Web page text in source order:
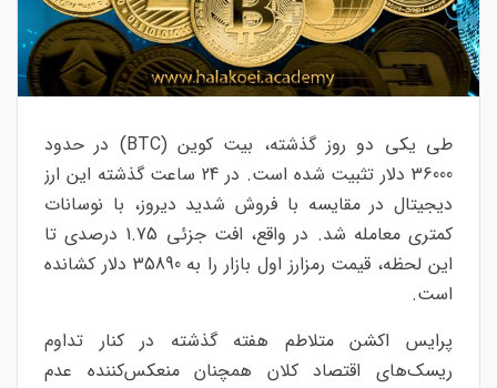
طی یکی دو روز گذشته، بیت کوین (BTC) در حدود
36000 دلار تثبیت شده است. در 24 ساعت گذشته این ارز
دیجیتال در مقایسه با فروش شدید دیروز، با نوسانات
کمتری معامله شد. در واقع، افت جزئی 1.75 درصدی تا
این لحظه، قیمت رمزارز اول بازار را به 35890 دلار کشانده
است.
پرایس اکشن متلاطم هفته گذشته در کنار تداوم
ریسک‌های اقتصاد کلان همچنان منعکس‌کننده عدم